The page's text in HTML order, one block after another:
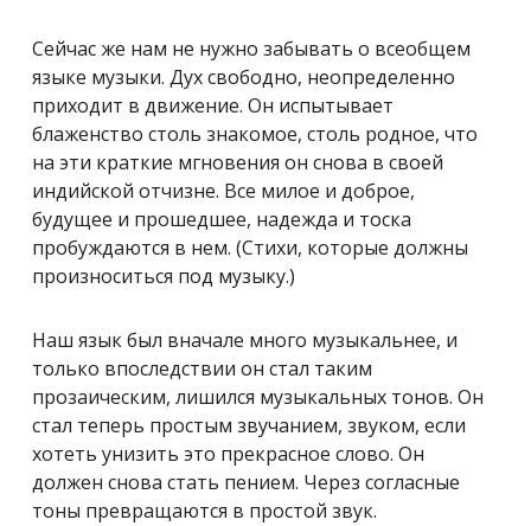
Сейчас же нам не нужно забывать о всеобщем
языке музыки. Дух свободно, неопределенно
приходит в движение. Он испытывает
блаженство столь знакомое, столь родное, что
на эти краткие мгновения он снова в своей
индийской отчизне. Все милое и доброе,
будущее и прошедшее, надежда и тоска
пробуждаются в нем. (Стихи, которые должны
произноситься под музыку.)
Наш язык был вначале много музыкальнее, и
только впоследствии он стал таким
прозаическим, лишился музыкальных тонов. Он
стал теперь простым звучанием, звуком, если
хотеть унизить это прекрасное слово. Он
должен снова стать пением. Через согласные
тоны превращаются в простой звук.